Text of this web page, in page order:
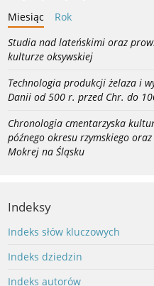
Miesiąc
Rok
Studia nad lateńskimi oraz
kulturze oksywskiej
Technologia produkcji żelaza i
Danii od 500 r. przed Chr. do
Chronologia cmentarzyska
późnego okresu rzymskiego
Mokrej na Śląsku
Indeksy
Indeks słów kluczowych
Indeks dziedzin
Indeks autorów